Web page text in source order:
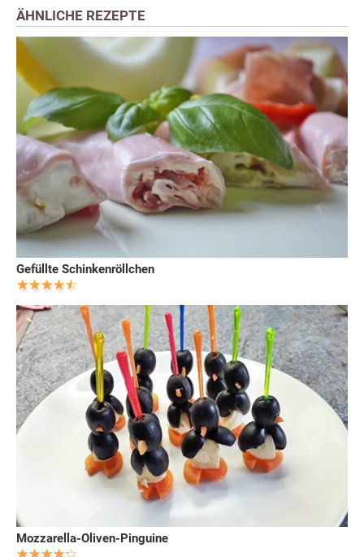
ÄHNLICHE REZEPTE
Gefüllte Schinkenröllchen
Mozzarella-Oliven-Pinguine